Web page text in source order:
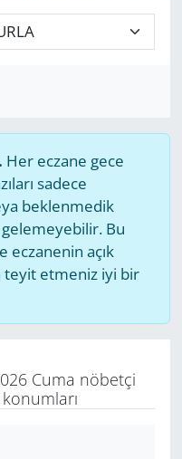
Her eczane gece
sadece
beklenmedik
Bu
eczanenin açık
teyit etmeniz iyi bir
Cuma nöbetçi